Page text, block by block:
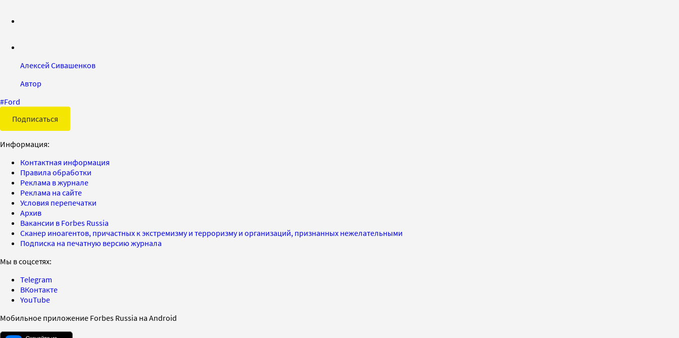
Алексей Сивашенков
Автор
#Ford
Подписаться
Информация:
Контактная информация
Правила обработки
Реклама в журнале
Реклама на сайте
Условия перепечатки
Архив
Вакансии в Forbes Russia
Сканер иноагентов, причастных к экстремизму и терроризму и организаций, признанных нежелательными
Подписка на печатную версию журнала
Мы в соцсетях:
Telegram
ВКонтакте
YouTube
Мобильное приложение Forbes Russia на Android